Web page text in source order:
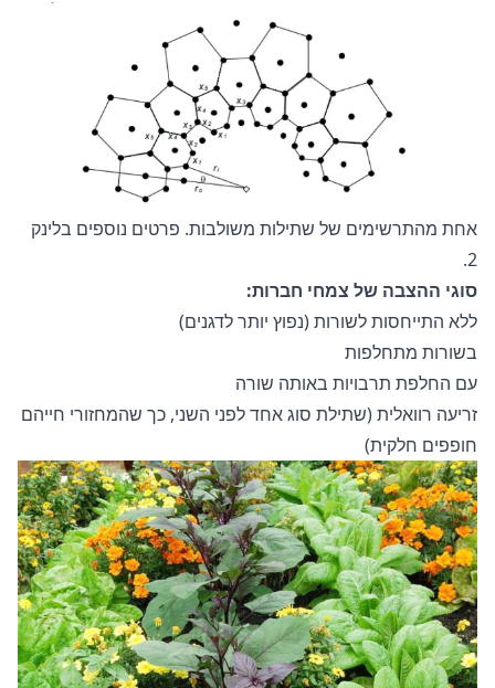
אחת מהתרשימים של שתילות משולבות. פרטים נוספים בלינק
2.
סוגי ההצבה של צמחי חברות:
ללא התייחסות לשורות (נפוץ יותר לדגנים)
בשורות מתחלפות
עם החלפת תרבויות באותה שורה
זריעה רוואלית (שתילת סוג אחד לפני השני, כך שהמחזורי חייהם
חופפים חלקית)